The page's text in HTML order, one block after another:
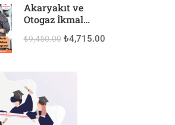
Akaryakıt ve
Otogaz İkmal
Eğitimi Sertifika
₺9,450.00 ₺4,715.00